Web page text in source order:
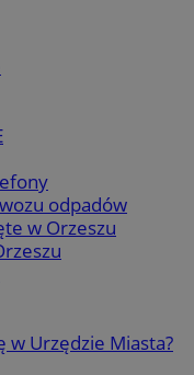
odpadów
w Orzeszu
w Urzędzie Miasta?